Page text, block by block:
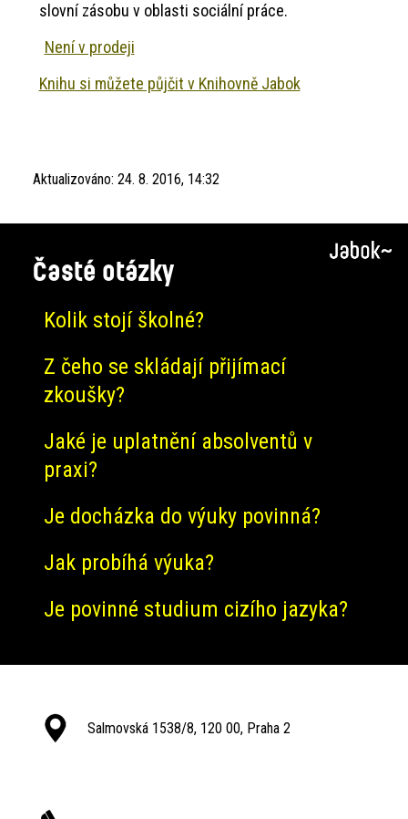
slovní zásobu v oblasti sociální práce.
Není v prodeji
Knihu si můžete půjčit v Knihovně Jabok
Aktualizováno: 24. 8. 2016, 14:32
Časté otázky
Kolik stojí školné?
Z čeho se skládají přijímací
zkoušky?
Jaké je uplatnění absolventů v
praxi?
Je docházka do výuky povinná?
Jak probíhá výuka?
Je povinné studium cizího jazyka?
Salmovská 1538/8, 120 00, Praha 2